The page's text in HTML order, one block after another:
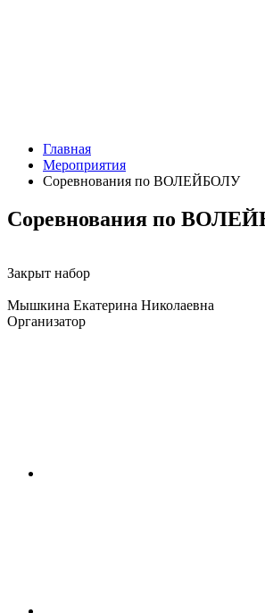
Главная
Мероприятия
Соревнования по ВОЛЕЙБОЛУ
Соревнования по
Закрыт набор
Мышкина Екатерина Николаевна
Организатор